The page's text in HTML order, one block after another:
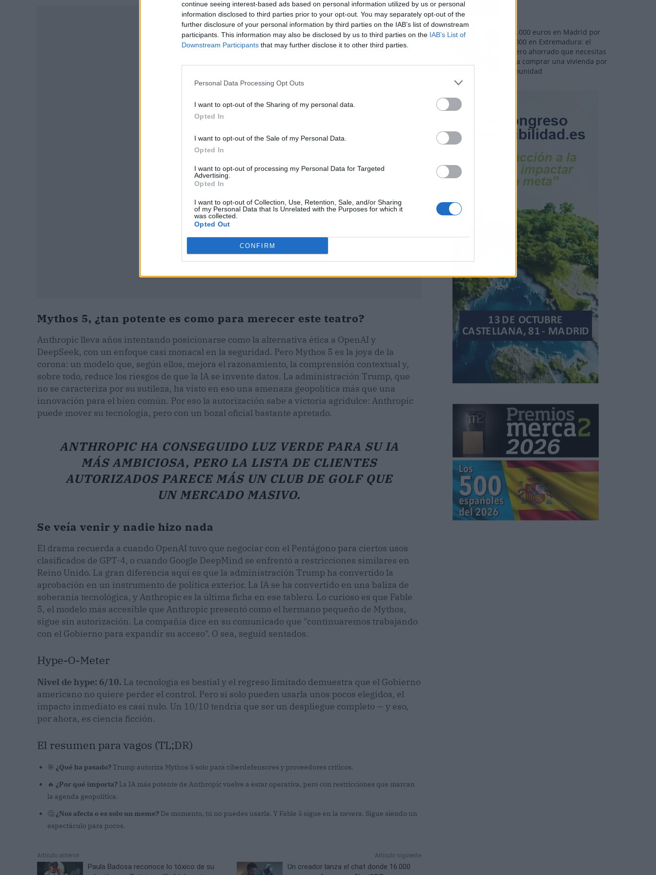
continue seeing interest-based ads based on personal information utilized by us or personal
information disclosed to third parties prior to your opt-out. You may separately opt-out of the
further disclosure of your personal information by third parties on the IAB’s list of downstream
participants. This information may also be disclosed by us to third parties on the IAB’s List of
Downstream Participants that may further disclose it to other third parties.
Personal Data Processing Opt Outs
I want to opt-out of the Sharing of my personal data.
Opted In
I want to opt-out of the Sale of my Personal Data.
Opted In
I want to opt-out of processing my Personal Data for Targeted
Advertising.
Opted In
I want to opt-out of Collection, Use, Retention, Sale, and/or Sharing
of my Personal Data that Is Unrelated with the Purposes for which it
was collected.
Opted Out
CONFIRM
Publicidad
Mythos 5, ¿tan potente es como para merecer este teatro?
Anthropic lleva años intentando posicionarse como la alternativa ética a OpenAI y
DeepSeek, con un enfoque casi monacal en la seguridad. Pero Mythos 5 es la joya de la
corona: un modelo que, según ellos, mejora el razonamiento, la comprensión contextual y,
sobre todo, reduce los riesgos de que la IA se invente datos. La administración Trump, que
no se caracteriza por su sutileza, ha visto en eso una amenaza geopolítica más que una
innovación para el bien común. Por eso la autorización sabe a victoria agridulce: Anthropic
puede mover su tecnología, pero con un bozal oficial bastante apretado.
ANTHROPIC HA CONSEGUIDO LUZ VERDE PARA SU IA
MÁS AMBICIOSA, PERO LA LISTA DE CLIENTES
AUTORIZADOS PARECE MÁS UN CLUB DE GOLF QUE
UN MERCADO MASIVO.
Se veía venir y nadie hizo nada
El drama recuerda a cuando OpenAI tuvo que negociar con el Pentágono para ciertos usos
clasificados de GPT-4, o cuando Google DeepMind se enfrentó a restricciones similares en
Reino Unido. La gran diferencia aquí es que la administración Trump ha convertido la
aprobación en un instrumento de política exterior. La IA se ha convertido en una baliza de
soberanía tecnológica, y Anthropic es la última ficha en ese tablero. Lo curioso es que Fable
5, el modelo más accesible que Anthropic presentó como el hermano pequeño de Mythos,
sigue sin autorización. La compañía dice en su comunicado que "continuaremos trabajando
con el Gobierno para expandir su acceso". O sea, seguid sentados.
Hype-O-Meter
Nivel de hype: 6/10. La tecnología es bestial y el regreso limitado demuestra que el Gobierno
americano no quiere perder el control. Pero si solo pueden usarla unos pocos elegidos, el
impacto inmediato es casi nulo. Un 10/10 tendría que ser un despliegue completo — y eso,
por ahora, es ciencia ficción.
El resumen para vagos (TL;DR)
🎯 ¿Qué ha pasado?Trump autoriza Mythos 5 solo para ciberdefensores y proveedores críticos.
🔥 ¿Por qué importa? La IA más potente de Anthropic vuelve a estar operativa, pero con restricciones que marcan
la agenda geopolítica.
🤔 ¿Nos afecta o es solo un meme? De momento, tú no puedes usarla. Y Fable 5 sigue en la nevera. Sigue siendo un
espectáculo para pocos.
Artículo anterior
Paula Badosa reconoce lo tóxico de su
Artículo siguiente
Un creador lanza el chat donde 16.000
110.000 euros en Madrid por
31.000 en Extremadura: el
dinero ahorrado que necesitas
para comprar una vivienda por
comunidad